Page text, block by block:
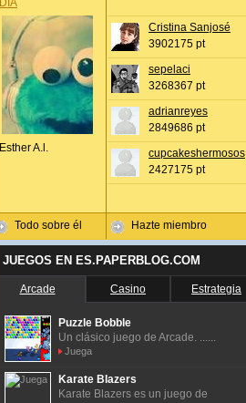
DÍA
Esther A.l.
Todo sobre él
Cristina Sanjosé
3902175 pt
sepelaci
3268367 pt
adrianreyes
2849686 pt
cupcakeshermosos
2427175 pt
Hazte miembro
JUEGOS EN ES.PAPERBLOG.COM
Arcade Casino Estrategia
Puzzle Bobble
Un clásico juego de Arcade. ......
Juega
Karate Blazers
Karate Blazers es un juego de